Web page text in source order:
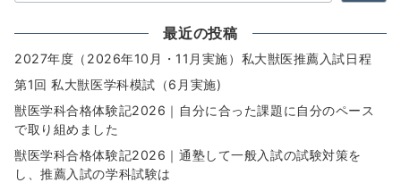
最近の投稿
2027年度（2026年10月・11月実施）私大獣医推薦入試日程
第1回 私大獣医学科模試（6月実施)
獣医学科合格体験記2026｜自分に合った課題に自分のペース
で取り組めました
獣医学科合格体験記2026｜通塾して一般入試の試験対策を
し、推薦入試の学科試験は